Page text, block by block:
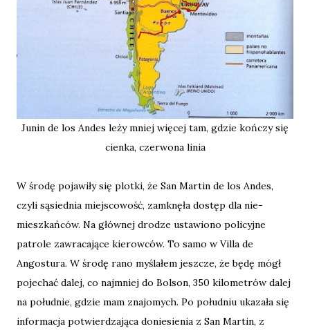
Junin de los Andes leży mniej więcej tam, gdzie kończy się
cienka, czerwona linia
W środę pojawiły się plotki, że San Martin de los Andes,
czyli sąsiednia miejscowość, zamknęła dostęp dla nie-
mieszkańców. Na głównej drodze ustawiono policyjne
patrole zawracające kierowców. To samo w Villa de
Angostura. W środę rano myślałem jeszcze, że będę mógł
pojechać dalej, co najmniej do Bolson, 350 kilometrów dalej
na południe, gdzie mam znajomych. Po południu ukazała się
informacja potwierdzająca doniesienia z San Martin, z